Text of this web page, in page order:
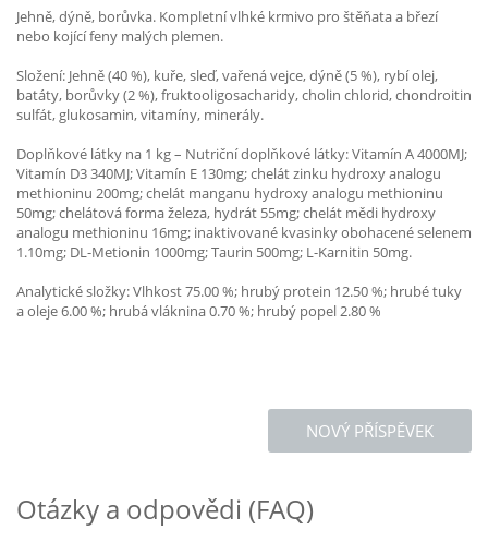
Jehně, dýně, borůvka. Kompletní vlhké krmivo pro štěňata a březí
nebo kojící feny malých plemen.
Složení: Jehně (40 %), kuře, sleď, vařená vejce, dýně (5 %), rybí olej,
batáty, borůvky (2 %), fruktooligosacharidy, cholin chlorid, chondroitin
sulfát, glukosamin, vitamíny, minerály.
Doplňkové látky na 1 kg – Nutriční doplňkové látky: Vitamín A 4000MJ;
Vitamín D3 340MJ; Vitamín E 130mg; chelát zinku hydroxy analogu
methioninu 200mg; chelát manganu hydroxy analogu methioninu
50mg; chelátová forma železa, hydrát 55mg; chelát mědi hydroxy
analogu methioninu 16mg; inaktivované kvasinky obohacené selenem
1.10mg; DL-Metionin 1000mg; Taurin 500mg; L-Karnitin 50mg.
Analytické složky: Vlhkost 75.00 %; hrubý protein 12.50 %; hrubé tuky
a oleje 6.00 %; hrubá vláknina 0.70 %; hrubý popel 2.80 %
NOVÝ PŘÍSPĚVEK
Otázky a odpovědi (FAQ)